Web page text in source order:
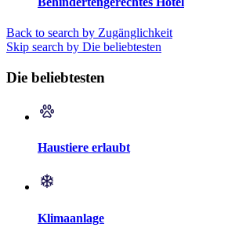
Back to search by Zugänglichkeit
Skip search by Die beliebtesten
Die beliebtesten
Haustiere erlaubt
Klimaanlage